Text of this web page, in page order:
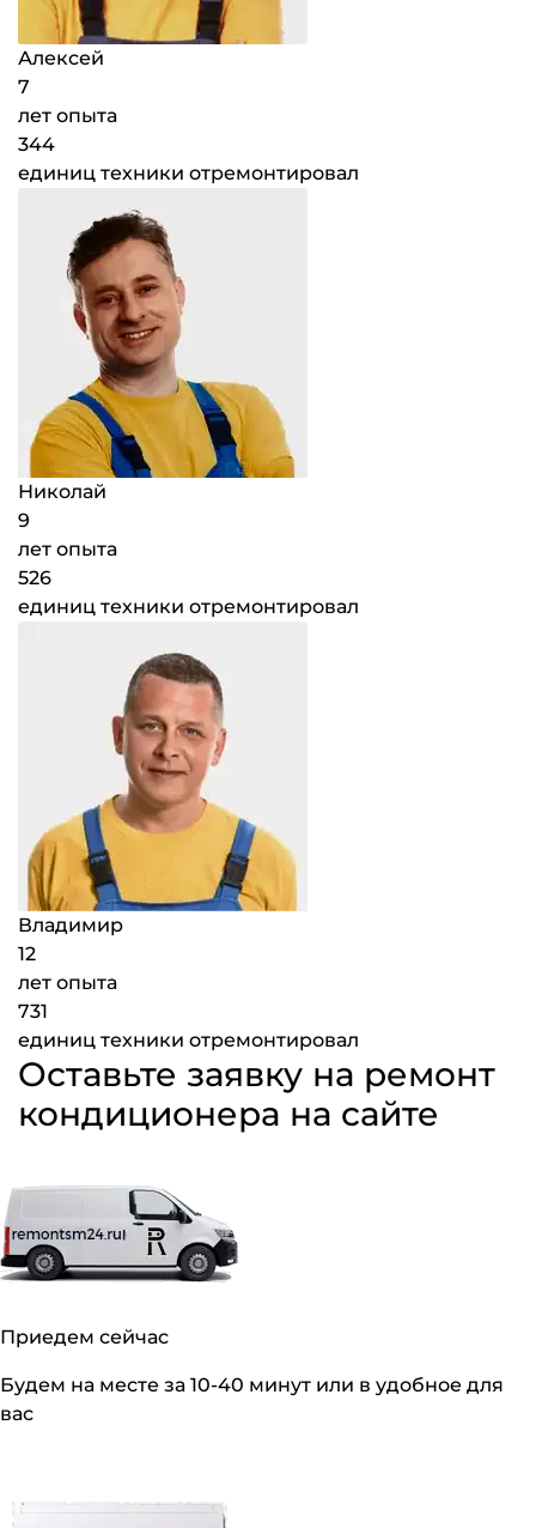
Алексей
7
лет опыта
344
единиц техники отремонтировал
Николай
9
лет опыта
526
единиц техники отремонтировал
Владимир
12
лет опыта
731
единиц техники отремонтировал
Оставьте заявку на ремонт
кондиционера на сайте
Приедем сейчас
Будем на месте за 10-40 минут или в удобное для
вас